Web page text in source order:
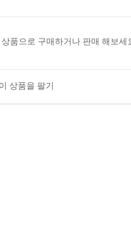
품으로 구매하거나 판매 해보세
이 상품을 팔기